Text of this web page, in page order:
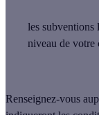
les subventions
niveau de votre
Renseignez-vous